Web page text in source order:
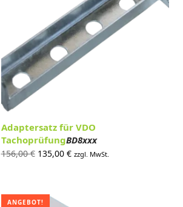
Adaptersatz für VDO
TachoprüfungBD8xxx
156,00€ Ursprünglicher
135,00 €Aktueller
zzgl. MwSt.
ANGEBOT!